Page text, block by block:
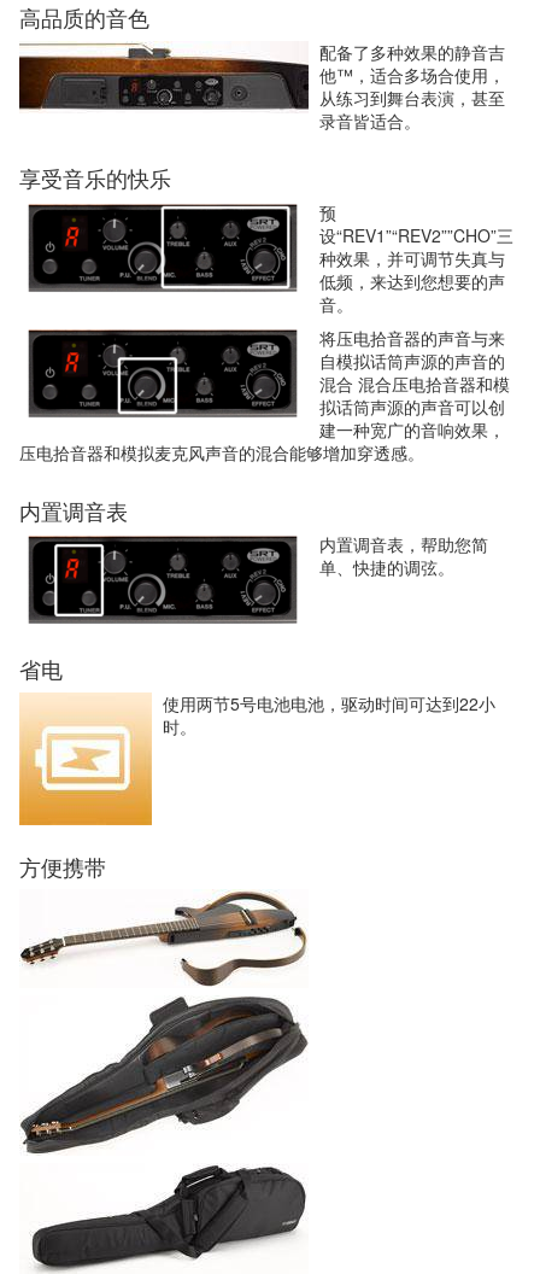
高品质的音色
配备了多种效果的静音吉
他™，适合多场合使用，
从练习到舞台表演，甚至
录音皆适合。
享受音乐的快乐
预
设“REV1”“REV2””CHO”三
种效果，并可调节失真与
低频，来达到您想要的声
音。
将压电拾音器的声音与来
自模拟话筒声源的声音的
混合 混合压电拾音器和模
拟话筒声源的声音可以创
建一种宽广的音响效果，
压电拾音器和模拟麦克风声音的混合能够增加穿透感。
内置调音表
内置调音表，帮助您简
单、快捷的调弦。
省电
使用两节5号电池电池，驱动时间可达到22小
时。
方便携带